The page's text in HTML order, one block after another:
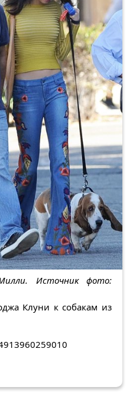
Источник фото:
Клуни к собакам из